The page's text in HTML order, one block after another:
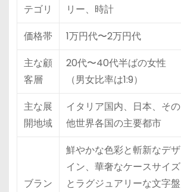
テゴリ
リー、時計
価格帯
1万円代〜2万円代
主な顧
客層
20代〜40代半ばの女性
（男女比率は1:9）
主な展
開地域
イタリア国内、日本、その
他世界各国の主要都市
ブラン
鮮やかな色彩と斬新なデザ
イン、華奢なケースサイズ
とラグジュアリーな文字盤